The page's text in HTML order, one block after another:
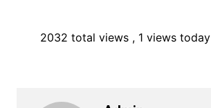
2032 total views , 1 views today